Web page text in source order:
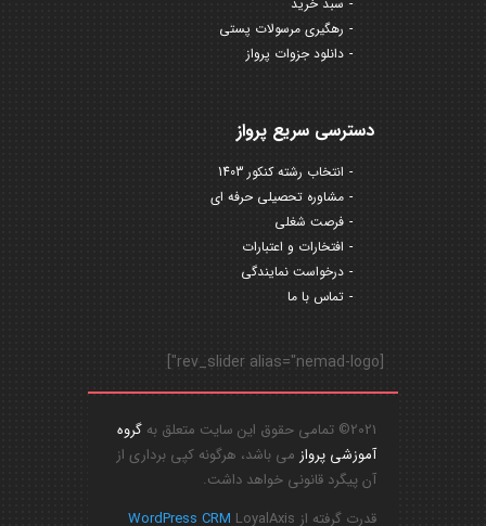
سبد خرید
رهگیری مرسولات پستی
دانلود جزوات پرواز
دسترسی سریع پرواز
انتخاب رشته کنکور 1403
مشاوره تحصیلی حرفه ای
فرصت شغلی
افتخارات و اعتبارات
درخواست نمایندگی
تماس با ما
[rev_slider alias="nemad-logo"]
2021© تمامی حقوق این سایت متعلق به
گروه
آموزشی پروازمی باشد، هرگونه کپی برداری از
آن پیگرد قانونی خواهد داشت.
قدرت گرفته از
WordPress CRM LoyalAxis